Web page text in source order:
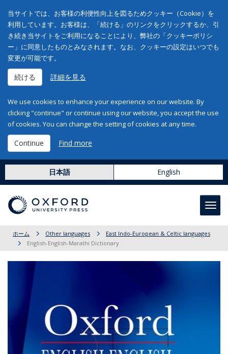
当サイトでは、お客様の利便性向上を図るためクッキー（Cookie）を
利用しています。お客様は、「続ける」のリンクをクリックするか、引
き続き当サイトをご利用になることにより、弊社の「クッキーポリシ
ー」に同意したものとみなされます。なお、クッキーの設定はいつでも
変更が可能です。
続ける 詳細を見る
We use cookies to enhance your experience on our website. By
clicking "continue" or continue using our website, you accept the use
of cookies. You can change the setting of cookies at any time.
Continue Find more
日本語 English
ホーム Other languages
East Indo-European & Celtic languages
English-English-Marathi Dictionary